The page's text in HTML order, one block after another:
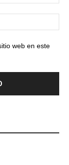
web en este